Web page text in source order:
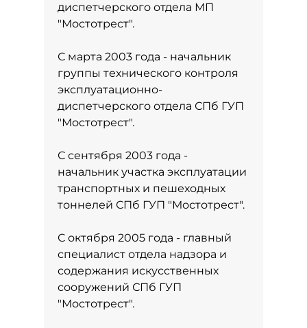
диспетчерского отдела МП
"Мостотрест".
С марта 2003 года - начальник
группы технического контроля
эксплуатационно-
диспетчерского отдела СПб ГУП
"Мостотрест".
С сентября 2003 года -
начальник участка эксплуатации
транспортных и пешеходных
тоннелей СПб ГУП "Мостотрест".
С октября 2005 года - главный
специалист отдела надзора и
содержания искусственных
сооружений СПб ГУП
"Мостотрест".